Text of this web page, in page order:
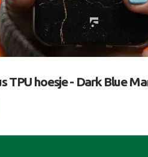
TPU hoesje - Dark Blue